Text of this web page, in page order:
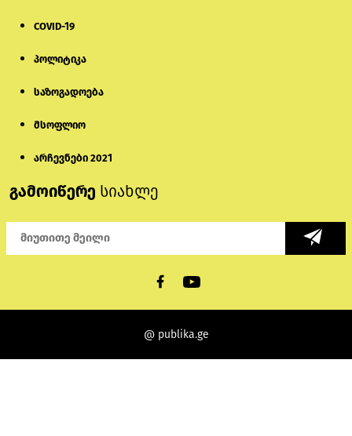
COVID-19
პოლიტიკა
საზოგადოება
მსოფლიო
არჩევნები 2021
გამოიწერე სიახლე
@ publika.ge